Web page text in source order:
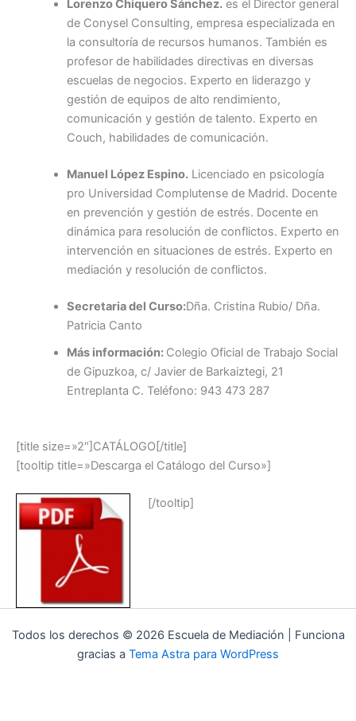
Lorenzo Chiquero Sánchez.es el Director general
de Conysel Consulting, empresa especializada en
la consultoría de recursos humanos. También es
profesor de habilidades directivas en diversas
escuelas de negocios. Experto en liderazgo y
gestión de equipos de alto rendimiento,
comunicación y gestión de talento. Experto en
Couch, habilidades de comunicación.
Manuel López Espino.Licenciado en psicología
pro Universidad Complutense de Madrid. Docente
en prevención y gestión de estrés. Docente en
dinámica para resolución de conflictos. Experto en
intervención en situaciones de estrés. Experto en
mediación y resolución de conflictos.
Secretaria del Curso:Dña. Cristina Rubio/ Dña.
Patricia Canto
Más información: Colegio Oficial de Trabajo Social
de Gipuzkoa, c/ Javier de Barkaiztegi, 21
Entreplanta C. Teléfono: 943 473 287
[title size=»2″]CATÁLOGO[/title]
[tooltip title=»Descarga el Catálogo del Curso»]
[/tooltip]
Todos los derechos © 2026 Escuela de Mediación | Funciona
gracias a Tema Astra para WordPress